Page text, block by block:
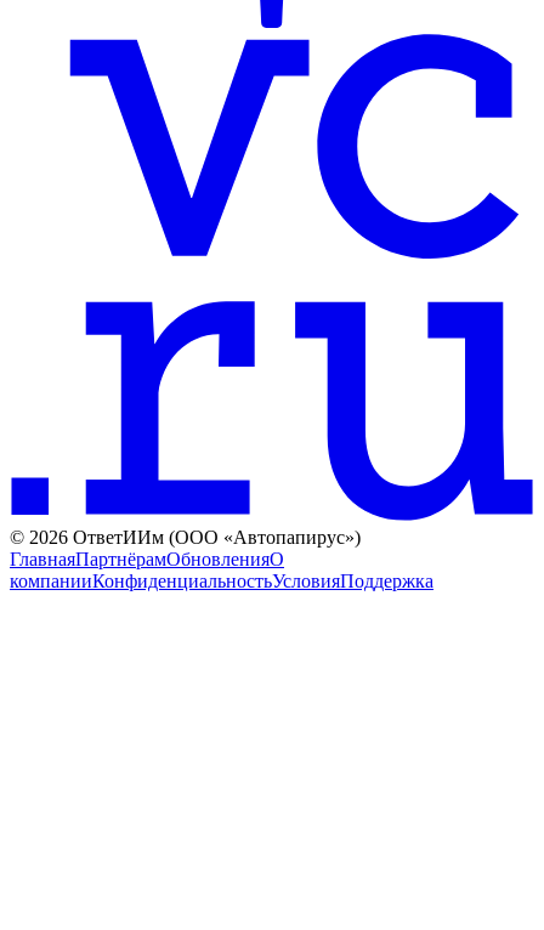
© 2026 ОтветИИм (ООО «Автопапирус»)
ГлавнаяПартнёрамОбновленияО
компанииКонфиденциальностьУсловияПоддержка